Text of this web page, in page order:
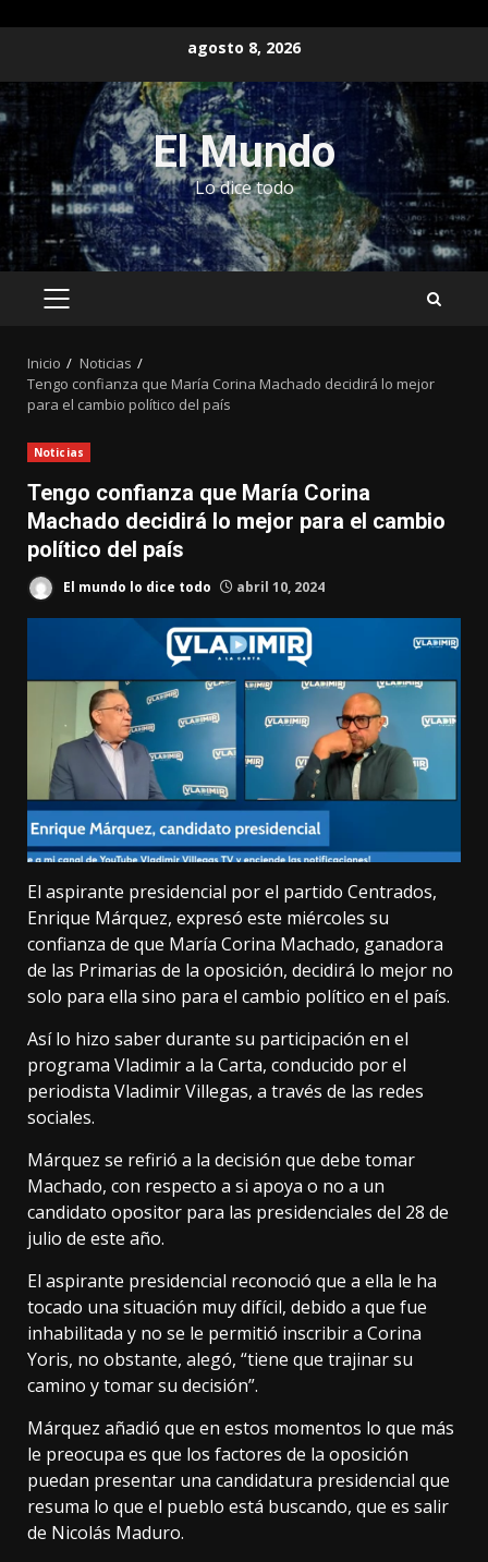
contenido
agosto 8, 2026
El Mundo
Lo dice todo
MENÚ
Inicio
Noticias
Tengo confianza que María Corina Machado decidirá lo mejor
para el cambio político del país
Noticias
Tengo confianza que María Corina
Machado decidirá lo mejor para el cambio
político del país
El mundo lo dice todo abril 10, 2024
El aspirante presidencial por el partido Centrados,
Enrique Márquez, expresó este miércoles su
confianza de que María Corina Machado, ganadora
de las Primarias de la oposición, decidirá lo mejor no
solo para ella sino para el cambio político en el país.
Así lo hizo saber durante su participación en el
programa Vladimir a la Carta, conducido por el
periodista Vladimir Villegas, a través de las redes
sociales.
Márquez se refirió a la decisión que debe tomar
Machado, con respecto a si apoya o no a un
candidato opositor para las presidenciales del 28 de
julio de este año.
El aspirante presidencial reconoció que a ella le ha
tocado una situación muy difícil, debido a que fue
inhabilitada y no se le permitió inscribir a Corina
Yoris, no obstante, alegó, “tiene que trajinar su
camino y tomar su decisión”.
Márquez añadió que en estos momentos lo que más
le preocupa es que los factores de la oposición
puedan presentar una candidatura presidencial que
resuma lo que el pueblo está buscando, que es salir
de Nicolás Maduro.